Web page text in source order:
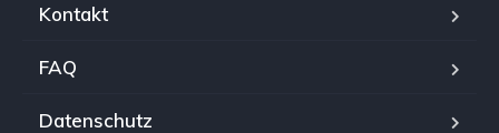
Kontakt
FAQ
Datenschutz